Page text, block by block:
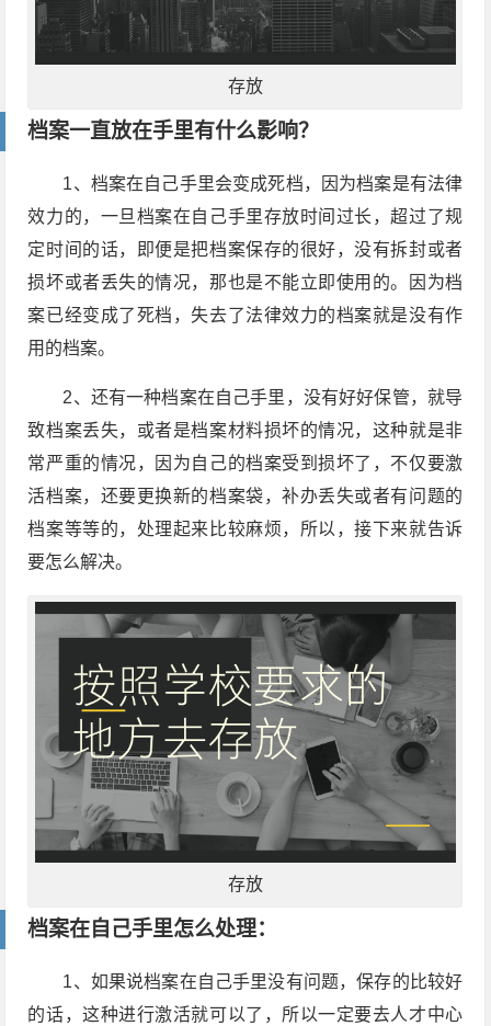
存放
档案一直放在手里有什么影响？
1、档案在自己手里会变成死档，因为档案是有法律
效力的，一旦档案在自己手里存放时间过长，超过了规
定时间的话，即便是把档案保存的很好，没有拆封或者
损坏或者丢失的情况，那也是不能立即使用的。因为档
案已经变成了死档，失去了法律效力的档案就是没有作
用的档案。
2、还有一种档案在自己手里，没有好好保管，就导
致档案丢失，或者是档案材料损坏的情况，这种就是非
常严重的情况，因为自己的档案受到损坏了，不仅要激
活档案，还要更换新的档案袋，补办丢失或者有问题的
档案等等的，处理起来比较麻烦，所以，接下来就告诉
要怎么解决。
存放
档案在自己手里怎么处理：
1、如果说档案在自己手里没有问题，保存的比较好
的话，这种进行激活就可以了，所以一定要去人才中心